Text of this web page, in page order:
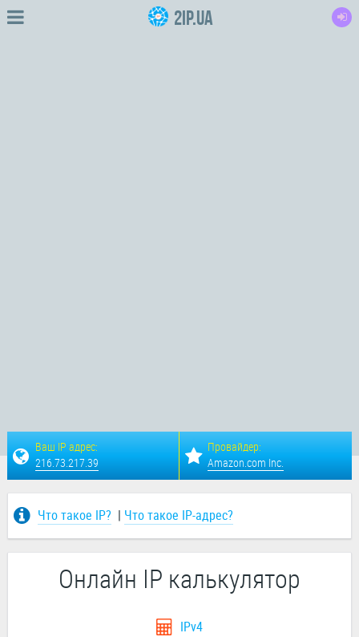
2IP.ua
Ваш IP адрес:
216.73.217.39
Провайдер:
Amazon.com Inc.
Что такое IP? | Что такое IP-адрес?
Онлайн IP калькулятор
IPv4